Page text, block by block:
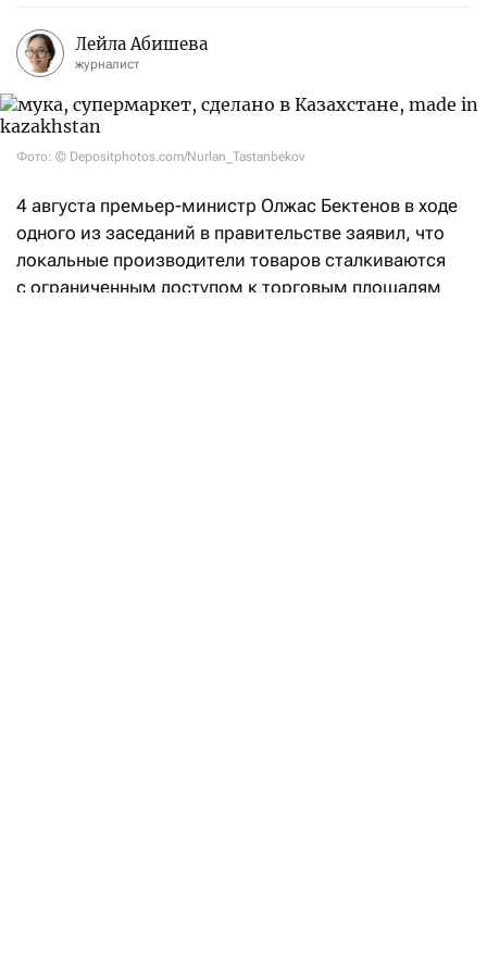
Лейла Абишева
журналист
Фото: © Depositphotos.com/Nurlan_Tastanbekov
4 августа премьер-министр Олжас Бектенов в ходе
одного из заседаний в правительстве заявил, что
локальные производители товаров сталкиваются
с ограниченным доступом к торговым площадям